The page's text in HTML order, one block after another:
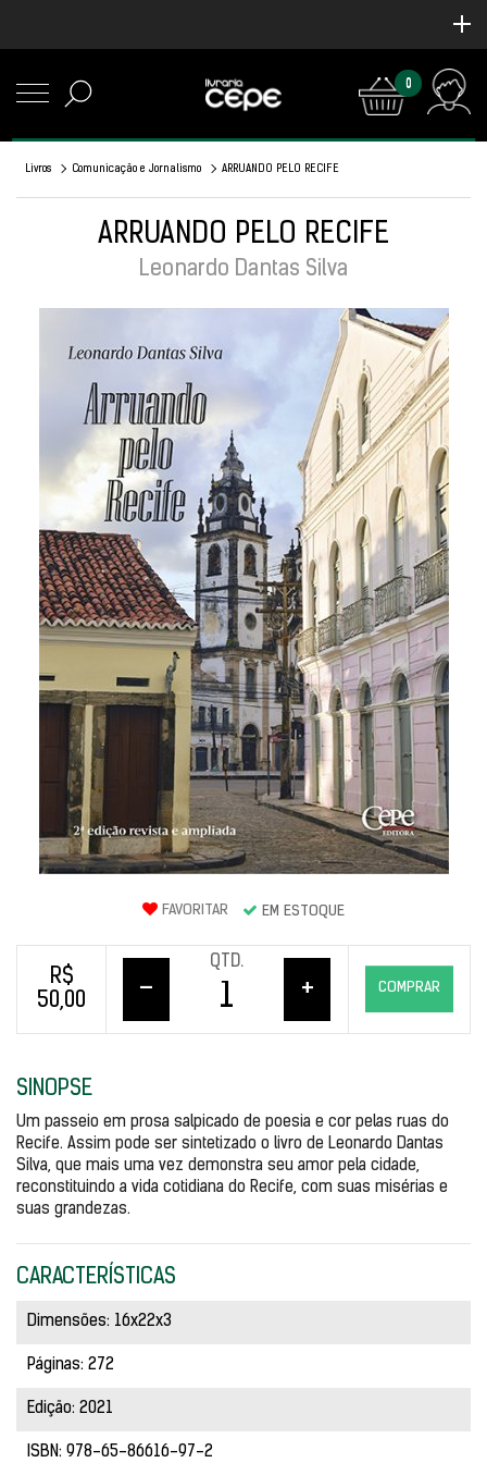
0
Livros Comunicação e Jornalismo ARRUANDO PELO RECIFE
ARRUANDO PELO RECIFE
Leonardo Dantas Silva
FAVORITAR EM ESTOQUE
R$
50,00
–
QTD.
+ COMPRAR
SINOPSE
Um passeio em prosa salpicado de poesia e cor pelas ruas do
Recife. Assim pode ser sintetizado o livro de Leonardo Dantas
Silva, que mais uma vez demonstra seu amor pela cidade,
reconstituindo a vida cotidiana do Recife, com suas misérias e
suas grandezas.
CARACTERÍSTICAS
Dimensões: 16x22x3
Páginas: 272
Edição: 2021
ISBN: 978-65-86616-97-2